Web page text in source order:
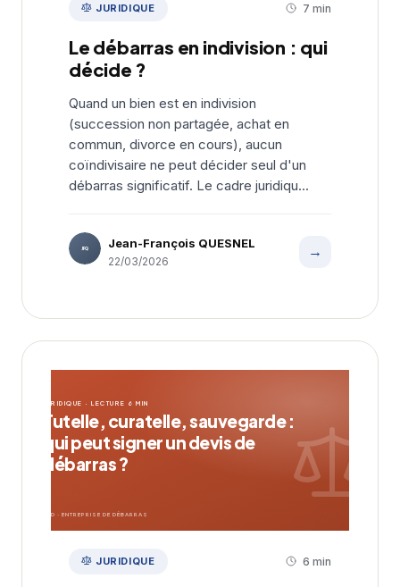
JURIDIQUE 7 min
Le débarras en indivision : qui
décide ?
Quand un bien est en indivision
(succession non partagée, achat en
commun, divorce en cours), aucun
coïndivisaire ne peut décider seul d'un
débarras significatif. Le cadre juridiqu...
JFQ Jean-François QUESNEL
22/03/2026
→
JURIDIQUE · LECTURE 6 MIN
Tutelle, curatelle, sauvegarde :
qui peut signer un devis de
débarras ?
EDD · ENTREPRISE DE DÉBARRAS
JURIDIQUE 6 min